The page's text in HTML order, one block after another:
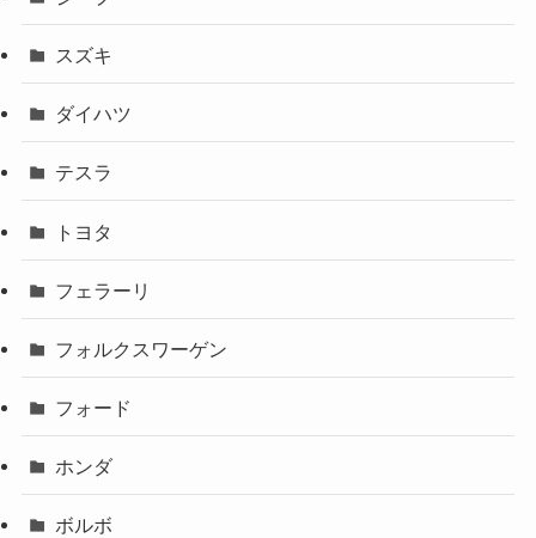
スズキ
ダイハツ
テスラ
トヨタ
フェラーリ
フォルクスワーゲン
フォード
ホンダ
ボルボ